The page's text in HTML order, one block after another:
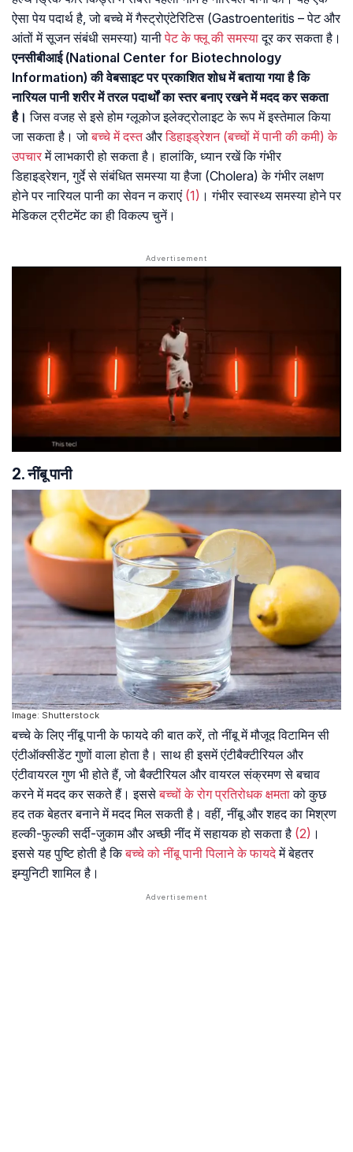
ऐसा पेय पदार्थ है, जो बच्चे में गैस्ट्रोएंटेरिटिस (Gastroenteritis – पेट और
आंतों में सूजन संबंधी समस्या) यानीपेट के फ्लू की समस्यादूर कर सकता है।
एनसीबीआई (National Center for Biotechnology
Information) की वेबसाइट पर प्रकाशित शोध में बताया गया है कि
नारियल पानी शरीर में तरल पदार्थों का स्तर बनाए रखने में मदद कर सकता
है। जिस वजह से इसे होम ग्लूकोज इलेक्ट्रोलाइट के रूप में इस्तेमाल किया
जा सकता है। जोबच्चे में दस्तऔरडिहाइड्रेशन (बच्चों में पानी की कमी) के
उपचारमें लाभकारी हो सकता है। हालांकि, ध्यान रखें कि गंभीर
डिहाइड्रेशन, गुर्दे से संबंधित समस्या या हैजा (Cholera) के गंभीर लक्षण
होने पर नारियल पानी का सेवन न कराएं (1) । गंभीर स्वास्थ्य समस्या होने पर
मेडिकल ट्रीटमेंट का ही विकल्प चुनें।
2. नींबू पानी
Image: Shutterstock
बच्चे के लिए नींबू पानी के फायदे की बात करें, तो नींबू में मौजूद विटामिन सी
एंटीऑक्सीडेंट गुणों वाला होता है। साथ ही इसमें एंटीबैक्टीरियल और
एंटीवायरल गुण भी होते हैं, जो बैक्टीरियल और वायरल संक्रमण से बचाव
करने में मदद कर सकते हैं। इससेबच्चों के रोग प्रतिरोधक क्षमताको कुछ
हद तक बेहतर बनाने में मदद मिल सकती है। वहीं, नींबू और शहद का मिश्रण
हल्की-फुल्की सर्दी-जुकाम और अच्छी नींद में सहायक हो सकता है (2) ।
इससे यह पुष्टि होती है किबच्चे को नींबू पानी पिलाने के फायदेमें बेहतर
इम्युनिटी शामिल है।